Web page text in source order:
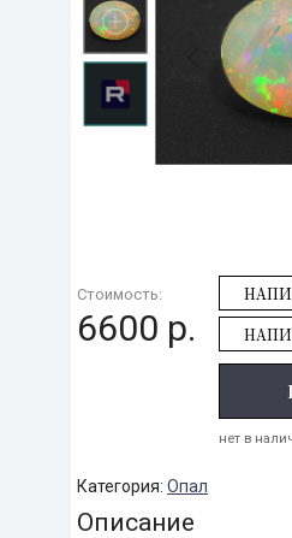
Стоимость:
6600 р.
нет в
Категория: Опал
Описание